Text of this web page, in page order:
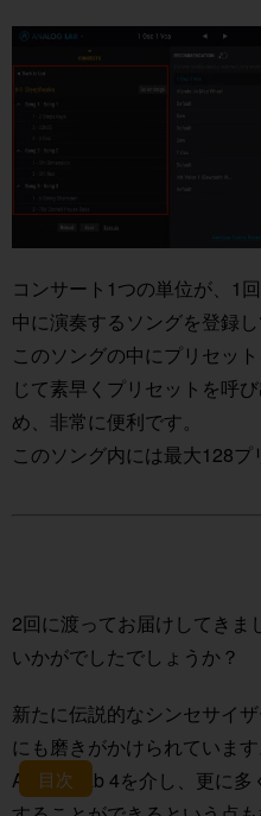
目次
コンサート1つの単位が、1
中に演奏するソングを登録し
このソングの中にプリセッ
じて素早くプリセットを呼
め、非常に便利です。
このソング内には最大128プ
2回に渡ってお届けしてきま
いかがでしたでしょうか？
新たに伝説的なシンセサイ
にも磨きがかけられています
AnalogLab 4を介し、更に